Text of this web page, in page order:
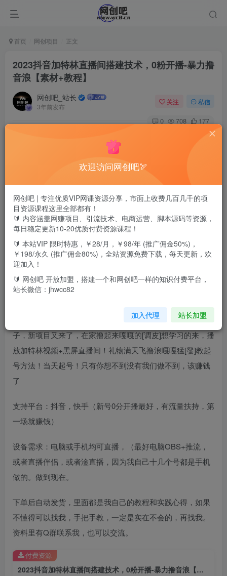
首页 网创项目 正文
2023抖音加特林直播间搭建技术，0粉开播-暴力撸
音浪【素材+教程】
网创吧_站长
3年前发布
关注 私信
0 708 177
2023最新抖音撸音浪发放，暴力起号，加特林，打枪直播
间，靠声音直播，厉害的不得了。暴力撸音浪。快手抖音都
可以做，放大做，我现在10几个号在做，每天10000多。
量做，只要你有号，抗封，无人直播 抖音直播 撸音浪，新口
子，新项目又来了，在家撸起来嘎嘎的[调皮]想学习的来，播
放加特林视频+黑屏直播间！礼物满天飞撸浪嘎嘎猛[發]教起
号方法！当天起号！只有你想不到没有我们做不到，该赚钱
了
支持平台：抖音，快手（新号0分开播最好，有流量扶持，第
一场就赚钱）
设备需求：电脑或手机均可直播，（最好电脑OBS+推流，
或者直播伴侣，或者淦直播，因为我自己十几个号都是手机
做的。做到现在。
下单后自动发货，里面都是我自己的教程和实践心得，如果
不懂得可以找我，手把手教，一定是实在不会的，再找我。
资料里有Q群联系我，也可以交流。
2023抖音加特林直播间搭建技术，0粉开播-暴力撸音浪【素材+教程】
付费资源
欢迎访问网创吧🏹
网创吧 | 专注优质VIP网课资源分享，市面上收费几百几千的项
目资源课程这里全部都有！
🔰 内容涵盖网赚项目、引流技术、电商运营、脚本源码等资源，
每日稳定更新10-20优质付费资源课程！
🔰 本站VIP 限时特惠，￥28/月，￥98/年 (推广佣金50%)，
￥198/永久 (推广佣金80%)，全站资源免费下载，每天更新，欢
迎加入！
🔰 网创吧 开放加盟，搭建一个和网创吧一样的知识付费平台，
站长微信：jhwcc82
加入代理 站长加盟